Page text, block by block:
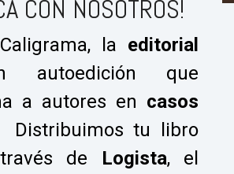
CON NOSOTROS!
la editorial
que
a autores en casos
Distribuimos tu libro
de Logista, el